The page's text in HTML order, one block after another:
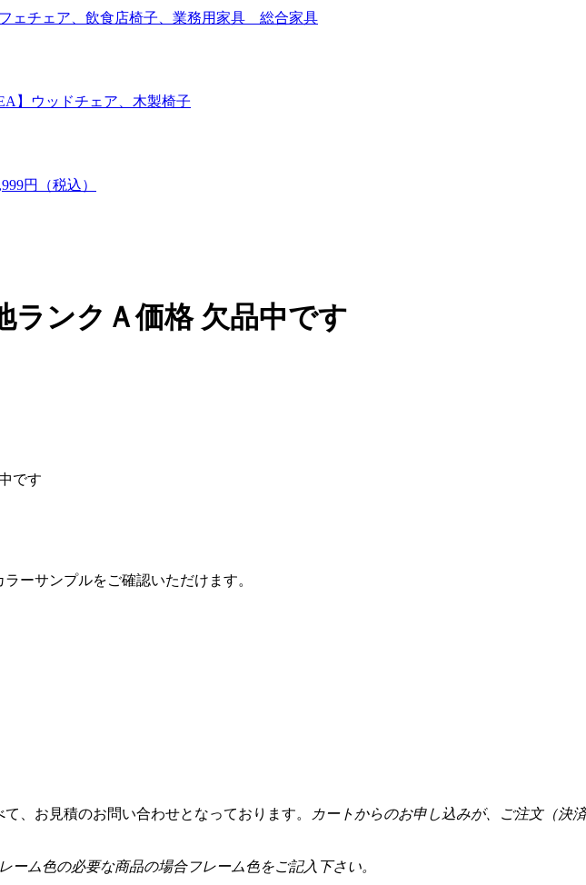
ェチェア、飲食店椅子、業務用家具 総合家具
】ウッドチェア、木製椅子
円（税込）
ランクＡ価格 欠品中です
です
ーサンプルをご確認いただけます。
、お見積のお問い合わせとなっております。 カートからのお申し込みが、ご注文（決
ーム色の必要な商品の場合フレーム色をご記入下さい。